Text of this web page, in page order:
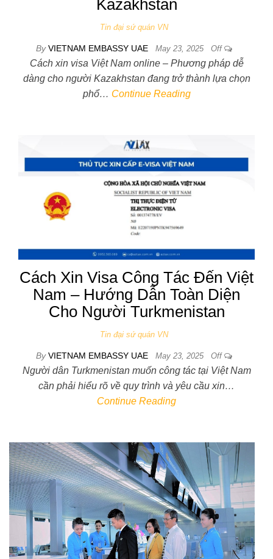
Kazakhstan
Tin đại sứ quán VN
By VIETNAM EMBASSY UAE May 23, 2025 Off
Cách xin visa Việt Nam online – Phương pháp dễ
dàng cho người Kazakhstan đang trở thành lựa chọn
phổ… Continue Reading
Cách Xin Visa Công Tác Đến Việt
Nam – Hướng Dẫn Toàn Diện
Cho Người Turkmenistan
Tin đại sứ quán VN
By VIETNAM EMBASSY UAE May 23, 2025 Off
Người dân Turkmenistan muốn công tác tại Việt Nam
cần phải hiểu rõ về quy trình và yêu cầu xin…
Continue Reading